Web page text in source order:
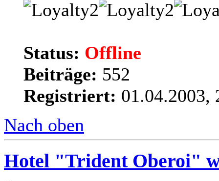
Status: Offline
Beiträge: 552
Registriert: 01.04.2003,
Nach oben
Hotel "Trident Oberoi"